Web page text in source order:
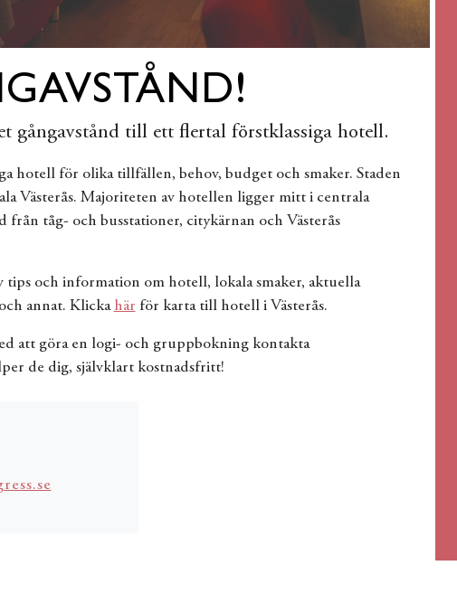
gångavstånd till ett flertal förstklassiga hotell.
hotell för olika tillfällen, behov, budget och smaker. Staden
Västerås. Majoriteten av hotellen ligger mitt i centrala
från tåg- och busstationer, citykärnan och Västerås
tips och information om hotell, lokala smaker, aktuella
annat. Klicka här för karta till hotell i Västerås.
att göra en logi- och gruppbokning kontakta
de dig, självklart kostnadsfritt!